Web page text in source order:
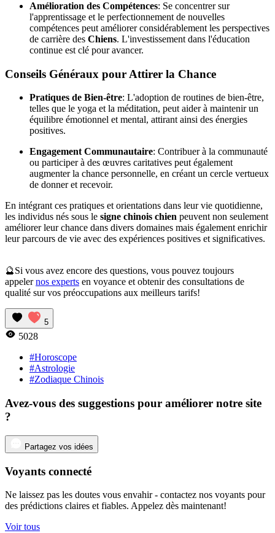
Amélioration des Compétences: Se concentrer sur
l'apprentissage et le perfectionnement de nouvelles
compétences peut améliorer considérablement les perspectives
de carrière des Chiens. L'investissement dans l'éducation
continue est clé pour avancer.
Conseils Généraux pour Attirer la Chance
Pratiques de Bien-être: L'adoption de routines de bien-être,
telles que le yoga et la méditation, peut aider à maintenir un
équilibre émotionnel et mental, attirant ainsi des énergies
positives.
Engagement Communautaire: Contribuer à la communauté
ou participer à des œuvres caritatives peut également
augmenter la chance personnelle, en créant un cercle vertueux
de donner et recevoir.
En intégrant ces pratiques et orientations dans leur vie quotidienne,
les individus nés sous le signe chinois chien peuvent non seulement
améliorer leur chance dans divers domaines mais également enrichir
leur parcours de vie avec des expériences positives et significatives.
🔮Si vous avez encore des questions, vous pouvez toujours
appelernos experts en voyance et obtenir des consultations de
qualité sur vos préoccupations aux meilleurs tarifs!
5
5028
#Horoscope
#Astrologie
#Zodiaque Chinois
Avez-vous des suggestions pour améliorer notre site
?
Partagez vos idées
Voyants connecté
Ne laissez pas les doutes vous envahir - contactez nos voyants pour
des prédictions claires et fiables. Appelez dès maintenant!
Voir tous